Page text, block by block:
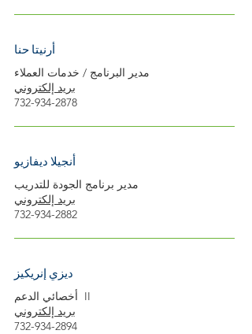
أرنيتا حنا
مدير البرنامج / خدمات العملاء
بريد إلكتروني
732-934-2878
أنجيلا ديفازيو
مدير برنامج الجودة للتدريب
بريد إلكتروني
732-934-2882
ديزي إنريكيز
أخصائي الدعم II
بريد إلكتروني
732-934-2894